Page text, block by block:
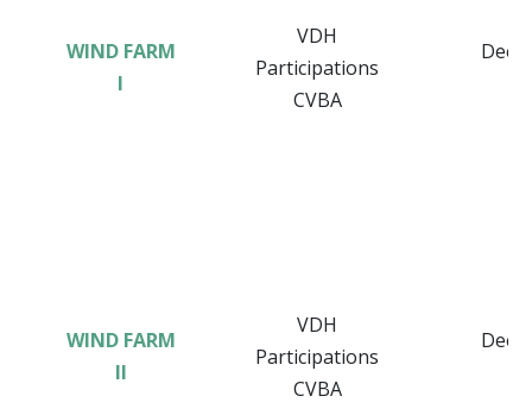
WIND FARM
I
VDH
Participations
CVBA
WIND FARM
II
VDH
Participations
CVBA